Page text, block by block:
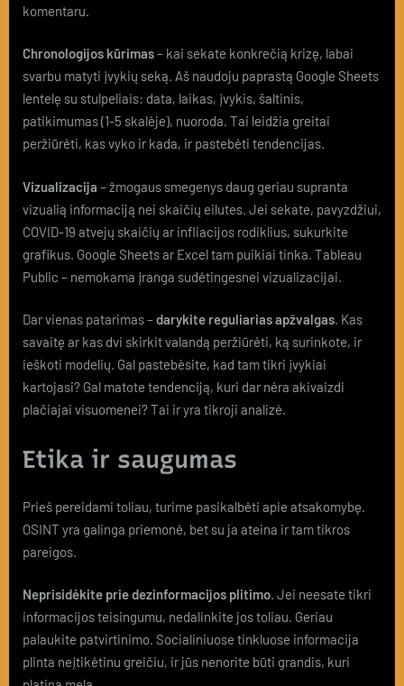
komentaru.
Chronologijos kūrimas– kai sekate konkrečią krizę, labai
svarbu matyti įvykių seką. Aš naudoju paprastą Google Sheets
lentelę su stulpeliais: data, laikas, įvykis, šaltinis,
patikimumas (1-5 skalėje), nuoroda. Tai leidžia greitai
peržiūrėti, kas vyko ir kada, ir pastebėti tendencijas.
Vizualizacija – žmogaus smegenys daug geriau supranta
vizualią informaciją nei skaičių eilutes. Jei sekate, pavyzdžiui,
COVID-19 atvejų skaičių ar infliacijos rodiklius, sukurkite
grafikus. Google Sheets ar Excel tam puikiai tinka. Tableau
Public – nemokama įranga sudėtingesnei vizualizacijai.
Dar vienas patarimas – darykite reguliarias apžvalgas. Kas
savaitę ar kas dvi skirkit valandą peržiūrėti, ką surinkote, ir
ieškoti modelių. Gal pastebėsite, kad tam tikri įvykiai
kartojasi? Gal matote tendenciją, kuri dar nėra akivaizdi
plačiajai visuomenei? Tai ir yra tikroji analizė.
Etika ir saugumas
Prieš pereidami toliau, turime pasikalbėti apie atsakomybę.
OSINT yra galinga priemonė, bet su ja ateina ir tam tikros
pareigos.
Neprisidėkite prie dezinformacijos plitimo. Jei neesate tikri
informacijos teisingumu, nedalinkite jos toliau. Geriau
palaukite patvirtinimo. Socialiniuose tinkluose informacija
plinta neįtikėtinu greičiu, ir jūs nenorite būti grandis, kuri